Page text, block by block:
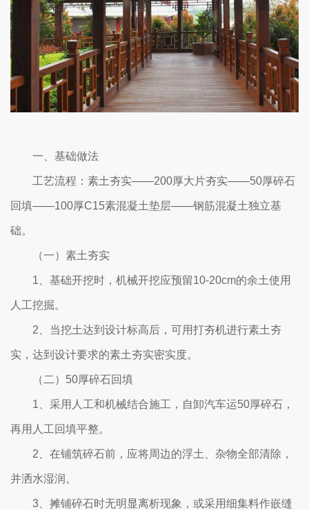
一、基础做法
工艺流程：素土夯实——200厚大片夯实——50厚碎石
回填——100厚C15素混凝土垫层——钢筋混凝土独立基
础。
（一）素土夯实
1、基础开挖时，机械开挖应预留10-20cm的余土使用
人工挖掘。
2、当挖土达到设计标高后，可用打夯机进行素土夯
实，达到设计要求的素土夯实密实度。
（二）50厚碎石回填
1、采用人工和机械结合施工，自卸汽车运50厚碎石，
再用人工回填平整。
2、在铺筑碎石前，应将周边的浮土、杂物全部清除，
并洒水湿润。
3、摊铺碎石时无明显离析现象，或采用细集料作嵌缝